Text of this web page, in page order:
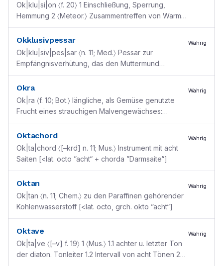
Ok|klu|si|on 〈f. 20〉 1 Einschließung, Sperrung,
Hemmung 2 〈Meteor.〉 Zusammentreffen von Warm–
durc...
Okklusivpessar
Ok|klu|siv|pes|sar 〈n. 11; Med.〉 Pessar zur
Empfängnisverhütung, das den Muttermund
Wahrig
Okra
Ok|ra 〈f. 10; Bot.〉 längliche, als Gemüse genutzte
Frucht eines strauchigen Malvengewächses:
Wahrig
Oktachord
Ok|ta|chord 〈[–krd] n. 11; Mus.〉 Instrument mit acht
Saiten [<lat. octo ”acht“ + chorda ”Darmsaite“]
Wahrig
Oktan
Ok|tan 〈n. 11; Chem.〉 zu den Paraffinen gehörender
Kohlenwasserstoff [<lat. octo, grch. okto ”acht“]
Wahrig
Oktave
Ok|ta|ve 〈[–v] f. 19〉 1 〈Mus.〉 1.1 achter u. letzter Ton
der diaton. Tonleiter 1.2 Intervall von acht Tönen 2
Wahrig